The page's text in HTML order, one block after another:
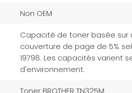
Non OEM
Capacité de toner basée sur
couverture de page de 5%
19798. Les capacités varient
d'environnement.
Toner BROTHER TN325M